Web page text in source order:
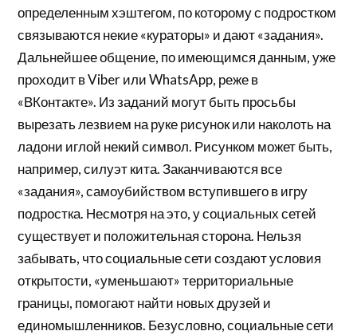
определенным хэштегом, по которому с подростком
связываются некие «кураторы» и дают «задания».
Дальнейшее общение, по имеющимся данным, уже
проходит в Viber или WhatsApp, реже в
«ВКонтакте». Из заданий могут быть просьбы
вырезать лезвием на руке рисунок или наколоть на
ладони иглой некий символ. Рисунком может быть,
например, силуэт кита. Заканчиваются все
«задания», самоубийством вступившего в игру
подростка. Несмотря на это, у социальных сетей
существует и положительная сторона. Нельзя
забывать, что социальные сети создают условия
открытости, «уменьшают» территориальные
границы, помогают найти новых друзей и
единомышленников. Безусловно, социальные сети